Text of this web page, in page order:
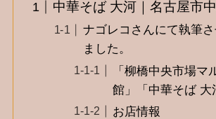
中華そば 大河｜名古屋市
ナゴレコさんにて執筆
ました。
「柳橋中央市場マ
館」「中華そば 大
お店情報